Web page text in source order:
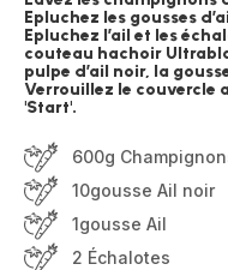
Epluchez les gousses
Epluchez l’ail et les
couteau hachoir
pulpe d’ail noir, la
Verrouillez le couvercle
'Start'.
600g
10gousse Ail noir
1gousse Ail
2 Échalotes